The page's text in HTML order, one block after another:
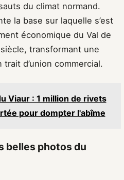
du climat normand.
la base sur laquelle s’est
économique du Val de
transformant une
d’union commercial.
Viaur : 1 million de rivets
pour dompter l'abîme
belles photos du